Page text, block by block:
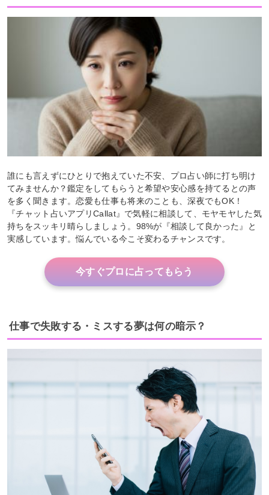
誰にも言えずにひとりで抱えていた不安、プロ占い師に打ち明け
てみませんか？鑑定をしてもらうと希望や安心感を持てるとの声
を多く聞きます。恋愛も仕事も将来のことも、深夜でもOK！
『チャット占いアプリCallat』で気軽に相談して、モヤモヤした気
持ちをスッキリ晴らしましょう。98%が『相談して良かった』と
実感しています。悩んでいる今こそ変わるチャンスです。
今すぐプロに占ってもらう
仕事で失敗する・ミスする夢は何の暗示？